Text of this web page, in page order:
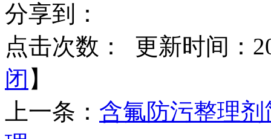
分享到：
点击次数：
更新时间：
闭 】
上一条： 含氟防污整理剂